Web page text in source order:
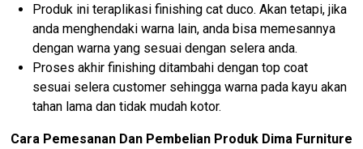
Produk ini teraplikasi finishing cat duco. Akan tetapi, jika
anda menghendaki warna lain, anda bisa memesannya
dengan warna yang sesuai dengan selera anda.
Proses akhir finishing ditambahi dengan top coat
sesuai selera customer sehingga warna pada kayu akan
tahan lama dan tidak mudah kotor.
Cara Pemesanan Dan Pembelian Produk Dima Furniture